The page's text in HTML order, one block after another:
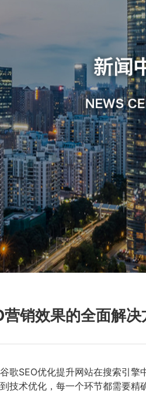
销效果的全面解决
歌SEO优化提升网站在搜索引
术优化，每一个环节都需要